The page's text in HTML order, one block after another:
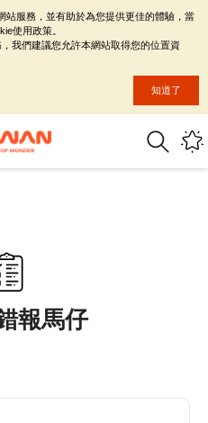
報馬仔
站服務，並有助於為您提供更佳的體驗，當
使用政策。
我們建議您允許本網站取得您的位置資
知道了